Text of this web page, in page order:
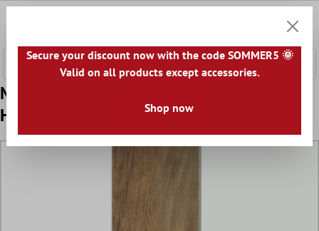
Muster Holzoptik Bodenfliesen Palaimon
Honey 15x90cm
Secure your discount now with the code SOMMER5 🌞
Valid on all products except accessories.
Shop now